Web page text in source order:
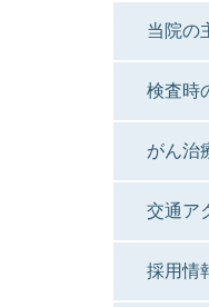
当院の
検査時
がん治
交通ア
採用情